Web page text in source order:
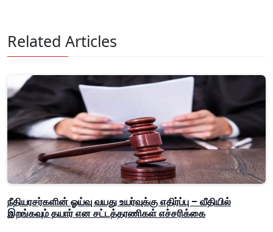
Related Articles
நீதியரசர்களின் ஓய்வு வயது உயர்வுக்கு எதிர்ப்பு – வீதியில்
இறங்கவும் தயார் என சட்டத்தரணிகள் எச்சரிக்கை